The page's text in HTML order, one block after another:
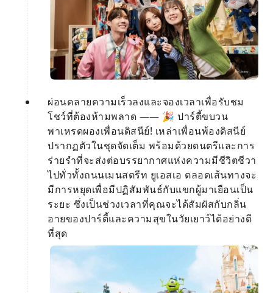
ผ่อนคลายความเร็วลงและจองเวลาเพื่อรับชม
โชว์ที่ต้องห้ามพลาด —— 🎉 ปาร์ตี้ขบวน
พาเหรดผองเพื่อนดิสนีย์! เหล่าเพื่อนพ้องดิสนีย์
ปรากฏตัวในชุดจัดเต็ม พร้อมด้วยดนตรีและการ
ร่ายรำที่จะส่งต่อบรรยากาศแห่งความมีชีวิตชีวา
ไปทั่วทั้งถนนเมนสตรีท ยูเอสเอ ตลอดเส้นทางจะ
มีการหยุดเพื่อมีปฏิสัมพันธ์กับแขกผู้มาเยือนเป็น
ระยะ ซึ่งเป็นช่วงเวลาที่คุณจะได้สัมผัสกับกลิ่น
อายของปาร์ตี้และความสุขในวัยเยาว์ได้อย่างดี
ที่สุด